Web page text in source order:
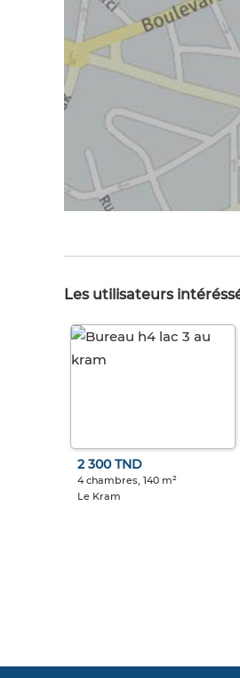
Les utilisateurs
2 300 TND
4 chambres, 140 m²
Le Kram